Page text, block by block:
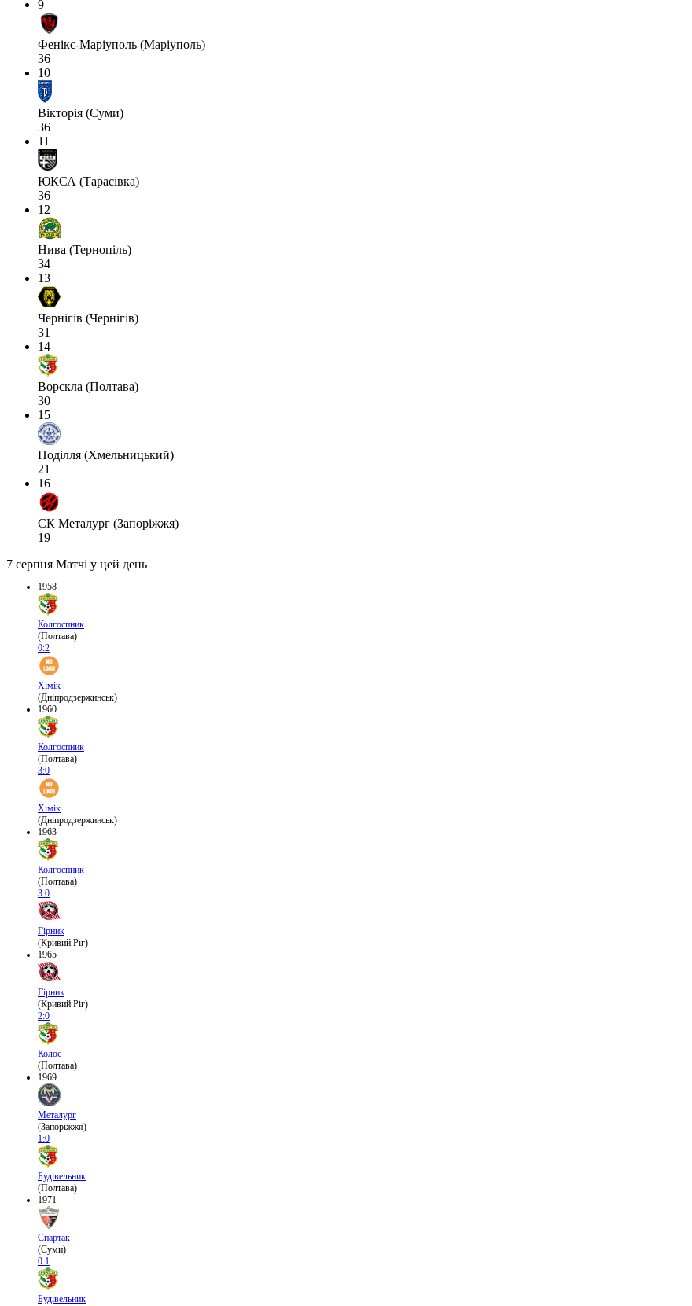
9
Фенікс-Маріуполь (Маріуполь)
36
10
Вікторія (Суми)
36
11
ЮКСА (Тарасівка)
36
12
Нива (Тернопіль)
34
13
Чернігів (Чернігів)
31
14
Ворскла (Полтава)
30
15
Поділля (Хмельницький)
21
16
СК Металург (Запоріжжя)
19
7 серпня Матчі у цей день
1958
Колгоспник
(Полтава)
0:2
Хімік
(Дніпродзержинськ)
1960
Колгоспник
(Полтава)
3:0
Хімік
(Дніпродзержинськ)
1963
Колгоспник
(Полтава)
3:0
Гірник
(Кривий Ріг)
1965
Гірник
(Кривий Ріг)
2:0
Колос
(Полтава)
1969
Металург
(Запоріжжя)
1:0
Будівельник
(Полтава)
1971
Спартак
(Суми)
0:1
Будівельник